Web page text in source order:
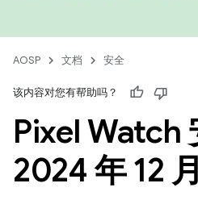
AOSP 文档 安全
该内容对您有帮助吗？
Pixel Watch
2024 年 12 月